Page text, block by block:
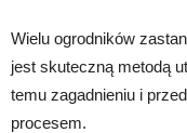
Wielu ogrodników
jest skuteczną metodą
temu zagadnieniu i
procesem.